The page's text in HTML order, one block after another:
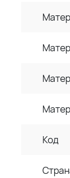
Код